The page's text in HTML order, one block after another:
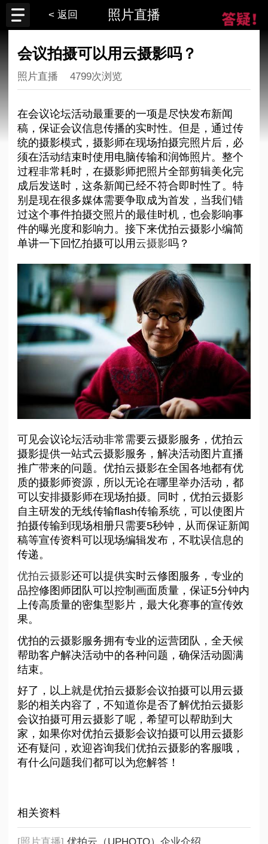
< 返回 照片直播
会议拍摄可以用云摄影吗？
照片直播 4799次浏览
在会议论坛活动最重要的一项是尽快发布新闻
稿，保证会议信息传播的实时性。但是，通过传
统的摄影模式，摄影师在现场拍摄完照片后，必
须在活动结束时使用电脑传输和润饰照片。整个
过程非常耗时，在摄影师把照片全部剪辑美化完
成后发送时，这条新闻已经不符合即时性了。特
别是现在很多媒体需要争取成为首发，当我们错
过这个事件拍摄交照片的最佳时机，也会影响事
件的曝光度和影响力。接下来优拍云摄影小编简
单讲一下回忆拍摄可以用 云摄影吗？
可见会议论坛活动非常需要云摄影服务，优拍云
摄影提供一站式云摄影服务，解决活动图片直播
推广带来的问题。优拍云摄影在全国各地都有优
质的摄影师资源，所以无论在哪里举办活动，都
可以安排摄影师在现场拍摄。同时，优拍云摄影
自主研发的无线传输flash传输系统，可以使图片
拍摄传输到现场相册只需要5秒钟，从而保证新闻
稿等宣传资料可以现场编辑发布，不耽误信息的
传递。
优拍云摄影还可以提供实时云修图服务，专业的
品控修图师团队可以控制画面质量，保证5分钟内
上传高质量的密集型影片，最大化赛事的宣传效
果。
优拍的云摄影服务拥有专业的运营团队，全天候
帮助客户解决活动中的各种问题，确保活动圆满
结束。
好了，以上就是优拍云摄影会议拍摄可以用云摄
影的相关内容了，不知道你是否了解优拍云摄影
会议拍摄可用云摄影了呢，希望可以帮助到大
家，如果你对优拍云摄影会议拍摄可以用云摄影
还有疑问，欢迎咨询我们优拍云摄影的客服哦，
有什么问题我们都可以为您解答！
相关资料
[照片直播] 优拍云（UPHOTO）企业介绍